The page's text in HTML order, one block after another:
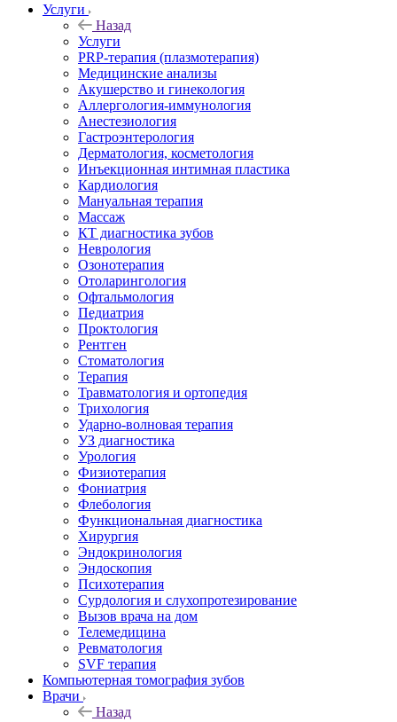
Услуги
Назад
Услуги
PRP-терапия (плазмотерапия)
Медицинские анализы
Акушерство и гинекология
Аллергология-иммунология
Анестезиология
Гастроэнтерология
Дерматология, косметология
Инъекционная интимная пластика
Кардиология
Мануальная терапия
Массаж
КТ диагностика зубов
Неврология
Озонотерапия
Отоларингология
Офтальмология
Педиатрия
Проктология
Рентген
Стоматология
Терапия
Травматология и ортопедия
Трихология
Ударно-волновая терапия
УЗ диагностика
Урология
Физиотерапия
Фониатрия
Флебология
Функциональная диагностика
Хирургия
Эндокринология
Эндоскопия
Психотерапия
Сурдология и слухопротезирование
Вызов врача на дом
Телемедицина
Ревматология
SVF терапия
Компьютерная томография зубов
Врачи
Назад